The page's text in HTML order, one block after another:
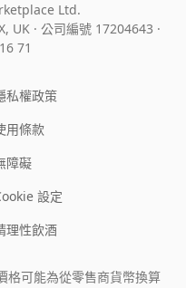
Ltd.
UK · 公司編號 17204643 ·
71
私權政策
用條款
障礙
設定
理性飲酒
格可能為從零售商貨幣換算